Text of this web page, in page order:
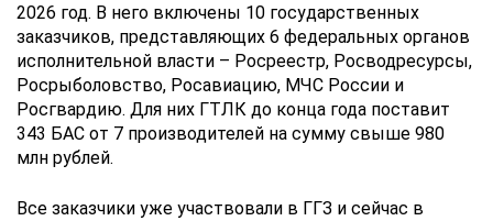
2026 год. В него включены 10 государственных
заказчиков, представляющих 6 федеральных органов
исполнительной власти – Росреестр, Росводресурсы,
Росрыболовство, Росавиацию, МЧС России и
Росгвардию. Для них ГТЛК до конца года поставит
343 БАС от 7 производителей на сумму свыше 980
млн рублей.
Все заказчики уже участвовали в ГГЗ и сейчас в